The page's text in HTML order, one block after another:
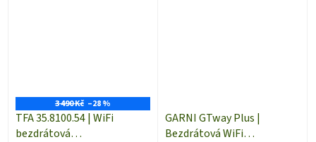
3 490 Kč –28 %
TFA 35.8100.54 | WiFi
bezdrátová
GARNI GTway Plus |
Bezdrátová WiFi